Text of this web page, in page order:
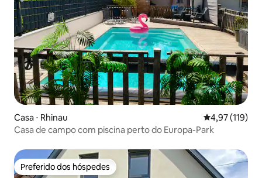
Casa ⋅ Rhinau 4,97 de uma
4,97 (119)
Casa de campo com piscina perto do Europa-Park
Preferido dos hóspedes
Preferido dos hóspedes